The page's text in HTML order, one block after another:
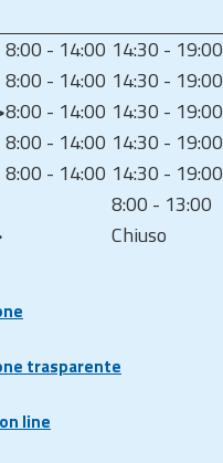
8:00 - 14:00 14:30 - 19:00
8:00 - 14:00 14:30 - 19:00
8:00 - 14:00 14:30 - 19:00
8:00 - 14:00 14:30 - 19:00
8:00 - 14:00 14:30 - 19:00
8:00 - 13:00
Chiuso
trasparente
line